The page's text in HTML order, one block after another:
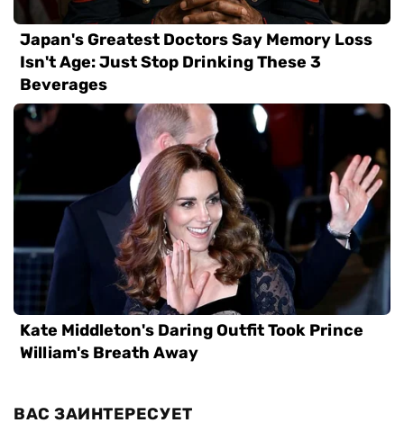
ВАС ЗАИНТЕРЕСУЕТ